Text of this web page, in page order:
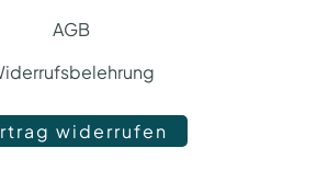
AGB
widerrufen